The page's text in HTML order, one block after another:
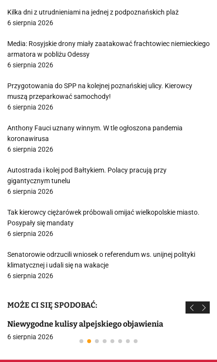
Kilka dni z utrudnieniami na jednej z podpoznańskich plaż
6 sierpnia 2026
Media: Rosyjskie drony miały zaatakować frachtowiec niemieckiego
armatora w pobliżu Odessy
6 sierpnia 2026
Przygotowania do SPP na kolejnej poznańskiej ulicy. Kierowcy
muszą przeparkować samochody!
6 sierpnia 2026
Anthony Fauci uznany winnym. W tle ogłoszona pandemia
koronawirusa
6 sierpnia 2026
Autostrada i kolej pod Bałtykiem. Polacy pracują przy
gigantycznym tunelu
6 sierpnia 2026
Tak kierowcy ciężarówek próbowali omijać wielkopolskie miasto.
Posypały się mandaty
6 sierpnia 2026
Senatorowie odrzucili wniosek o referendum ws. unijnej polityki
klimatycznej i udali się na wakacje
6 sierpnia 2026
MOŻE CI SIĘ SPODOBAĆ:
Niewygodne kulisy alpejskiego objawienia
6 sierpnia 2026